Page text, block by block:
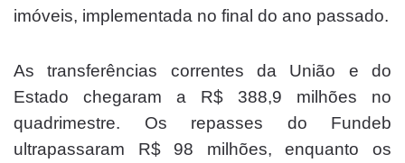
imóveis, implementada no final do ano passado.
As transferências correntes da União e do
Estado chegaram a R$ 388,9 milhões no
quadrimestre. Os repasses do Fundeb
ultrapassaram R$ 98 milhões, enquanto os